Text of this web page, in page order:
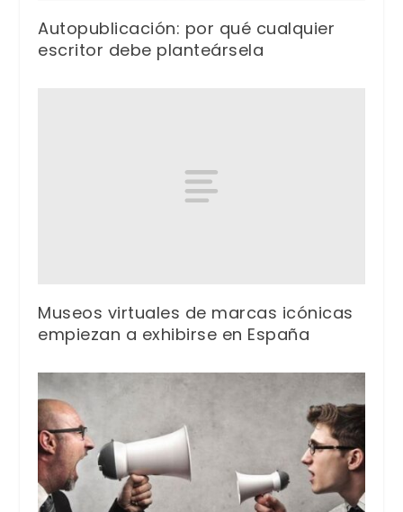
Autopublicación: por qué cualquier
escritor debe planteársela
Museos virtuales de marcas icónicas
empiezan a exhibirse en España